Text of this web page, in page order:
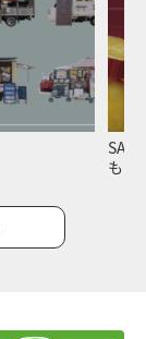
もス